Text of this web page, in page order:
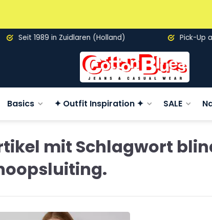
Seit 1989 in Zuidlaren (Holland) Pick-Up at
Basics ✦ Outfit Inspiration ✦ SALE
mit Schlagwort